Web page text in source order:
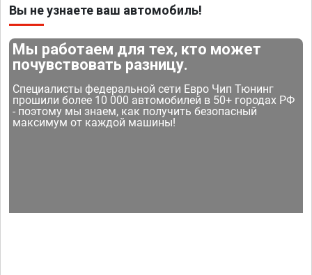
Вы не узнаете ваш автомобиль!
Мы работаем для тех, кто может
почувствовать разницу.
Специалисты федеральной сети Евро Чип Тюнинг
прошили более 10 000 автомобилей в 50+ городах РФ
- поэтому мы знаем, как получить безопасный
максимум от каждой машины!